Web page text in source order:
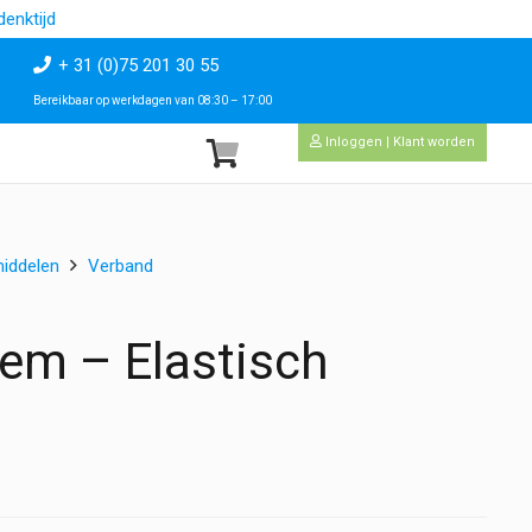
+ 31 (0)75 201 30 55
Bereikbaar op werkdagen van 08:30 – 17:00
Inloggen | Klant worden
Verband
– Elastisch